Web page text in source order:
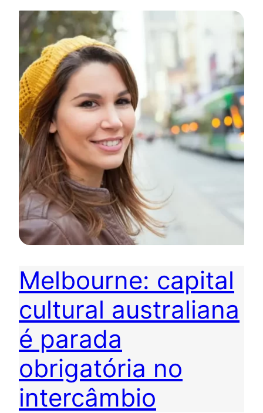
Melbourne: capital
cultural australiana
é parada
obrigatória no
intercâmbio